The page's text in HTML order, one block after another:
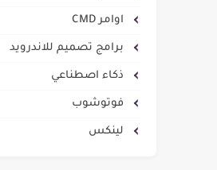
اوامر CMD
برامج تصميم للاندرويد
ذكاء اصطناعي
فوتوشوب
لينكس